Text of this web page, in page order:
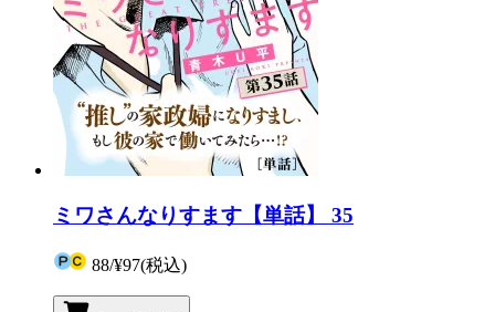
ミワさんなりすます【単話】 35
88/¥97(税込)